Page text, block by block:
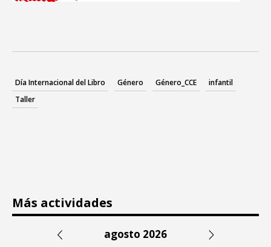
Día Internacional del Libro Género Género_CCE
infantil
Taller
Más actividades
agosto 2026